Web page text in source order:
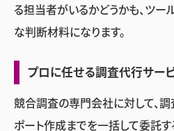
る担当者がいるかどうかも、ツ
な判断材料になります。
プロに任せる調査代行サー
競合調査の専門会社に対して、調
ポート作成までを一括して委託す